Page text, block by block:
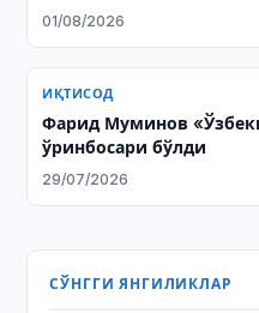
01/08/2026
ИҚТИСОД
Фарид Муминов
ўринбосари бўлди
29/07/2026
СЎНГГИ ЯНГИЛИКЛАР